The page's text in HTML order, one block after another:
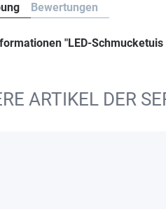
Bewertungen
"LED-
ARTIKEL DER